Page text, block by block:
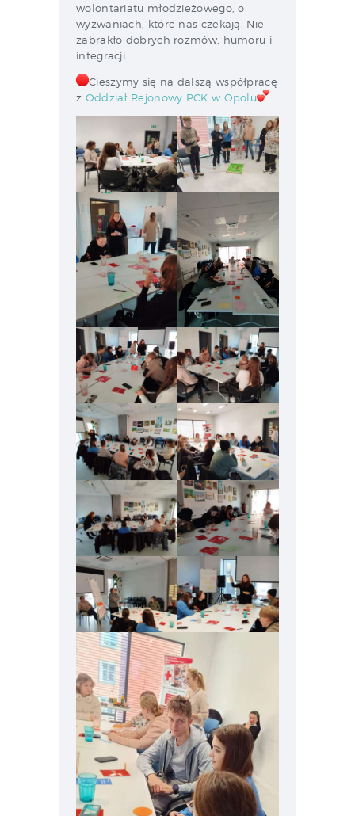
wolontariatu młodzieżowego, o
wyzwaniach, które nas czekają. Nie
zabrakło dobrych rozmów, humoru i
integracji.
Cieszymy się na dalszą współpracę
z Oddział Rejonowy PCK w Opolu